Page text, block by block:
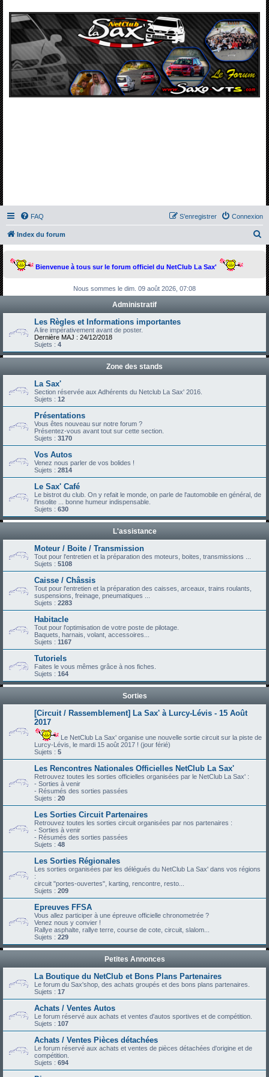
FAQ Connexion
S’enregistrer
Index du forum
Bienvenue à tous sur le forum officiel du NetClub La Sax'
Nous sommes le dim. 09 août 2026, 07:08
Administratif
Les Règles et Informations importantes
A lire impérativement avant de poster.
Dernière MAJ : 24/12/2018
Sujets : 4
Zone des stands
La Sax'
Section réservée aux Adhérents du Netclub La Sax' 2016.
Sujets : 12
Présentations
Vous êtes nouveau sur notre forum ?
Présentez-vous avant tout sur cette section.
Sujets : 3170
Vos Autos
Venez nous parler de vos bolides !
Sujets : 2814
Le Sax' Café
Le bistrot du club. On y refait le monde, on parle de l'automobile en général, de
l'insolite ... bonne humeur indispensable.
Sujets : 630
L'assistance
Moteur / Boite / Transmission
Tout pour l'entretien et la préparation des moteurs, boites, transmissions ...
Sujets : 5108
Caisse / Châssis
Tout pour l'entretien et la préparation des caisses, arceaux, trains roulants,
suspensions, freinage, pneumatiques ...
Sujets : 2283
Habitacle
Tout pour l'optimisation de votre poste de pilotage.
Baquets, harnais, volant, accessoires...
Sujets : 1167
Tutoriels
Faites le vous mêmes grâce à nos fiches.
Sujets : 164
Sorties
[Circuit / Rassemblement] La Sax' à Lurcy-Lévis - 15 Août
2017
Le NetClub La Sax' organise une nouvelle sortie circuit sur la piste de
Lurcy-Lévis, le mardi 15 août 2017 ! (jour férié)
Sujets : 5
Les Rencontres Nationales Officielles NetClub La Sax'
Retrouvez toutes les sorties officielles organisées par le NetClub La Sax' :
- Sorties à venir
- Résumés des sorties passées
Sujets : 20
Les Sorties Circuit Partenaires
Retrouvez toutes les sorties circuit organisées par nos partenaires :
- Sorties à venir
- Résumés des sorties passées
Sujets : 48
Les Sorties Régionales
Les sorties organisées par les délégués du NetClub La Sax' dans vos régions
:
circuit "portes-ouvertes", karting, rencontre, resto...
Sujets : 209
Epreuves FFSA
Vous allez participer à une épreuve officielle chronometrée ?
Venez nous y convier !
Rallye asphalte, rallye terre, course de cote, circuit, slalom...
Sujets : 229
Petites Annonces
La Boutique du NetClub et Bons Plans Partenaires
Le forum du Sax'shop, des achats groupés et des bons plans partenaires.
Sujets : 17
Achats / Ventes Autos
Le forum réservé aux achats et ventes d'autos sportives et de compétition.
Sujets : 107
Achats / Ventes Pièces détachées
Le forum réservé aux achats et ventes de pièces détachées d'origine et de
compétition.
Sujets : 694